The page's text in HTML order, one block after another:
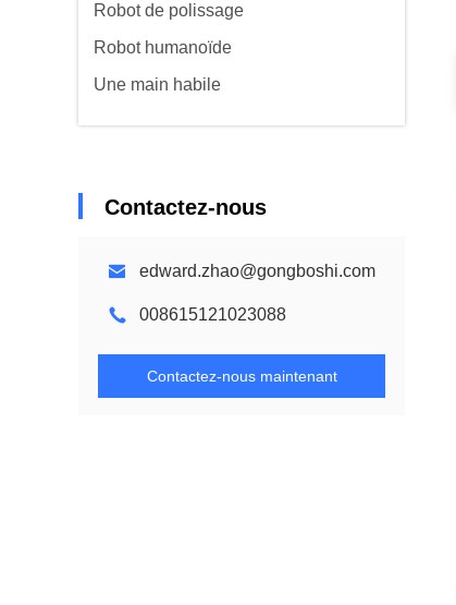
Robot de polissage
Robot humanoïde
Une main habile
Contactez-nous
edward.zhao@gongboshi.com
008615121023088
Contactez-nous maintenant